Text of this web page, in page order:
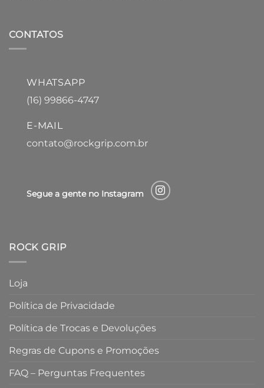
CONTATOS
WHATSAPP
(16) 99866-4747
E-MAIL
contato@rockgrip.com.br
Segue a gente no Instagram
ROCK GRIP
Loja
Política de Privacidade
Política de Trocas e Devoluções
Regras de Cupons e Promoções
FAQ – Perguntas Frequentes